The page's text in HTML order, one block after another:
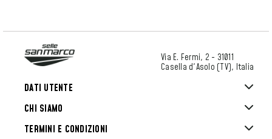
CHI SIAMO
DATI UTENTE
TERMINI E CONDIZIONI
Via E. Fermi, 2 - 31011
Casella d'Asolo (TV), Italia